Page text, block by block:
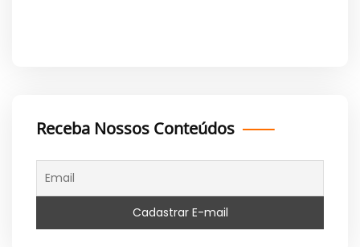
Receba Nossos Conteúdos